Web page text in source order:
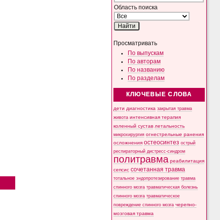
Область поиска
Просматривать
По выпускам
По авторам
По названию
По разделам
КЛЮЧЕВЫЕ СЛОВА
дети диагностика закрытая травма
живота интенсивная терапия
коленный сустав летальность
микрохирургия огнестрельные ранения
осложнения остеосинтез острый
респираторный дистресс-синдром
политравма реабилитация
сепсис сочетанная травма
тотальное эндопротезирование травма
спинного мозга травматическая болезнь
спинного мозга травматическое
повреждение спинного мозга черепно-
мозговая травма